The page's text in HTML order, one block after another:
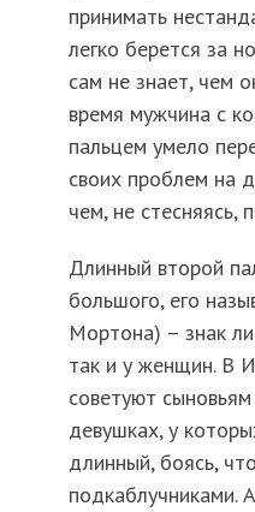
принимать
легко берется за
сам не знает, чем
время мужчина с
пальцем умело
своих проблем на
чем, не стесняясь,
Длинный второй
большого, его
Мортона) – знак
так и у женщин. В
советуют
девушках, у
длинный, боясь,
подкаблучниками.